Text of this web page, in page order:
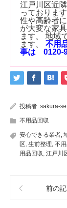
江戸川区近
っております
性や高齢者
が大変な家
ます。
地域
ます。
不用
事は 0120-
投稿者: sakura-
不用品回収
安心できる業者,
区, 生前整理, 不
用品回収, 江戸川
前の